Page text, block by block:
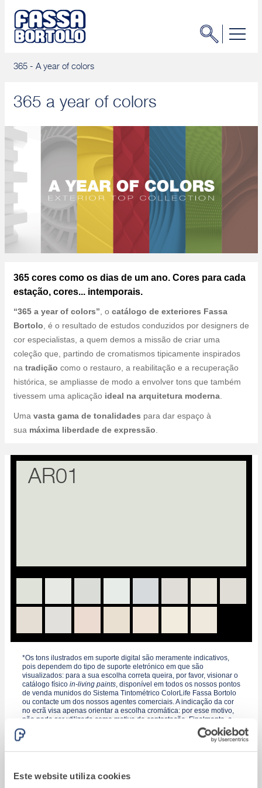
Este website utiliza cookies
365 - A year of colors
365 a year of colors
365 cores como os dias de um ano. Cores para cada
estação, cores... intemporais.
“365 a year of colors” , o catálogo de exteriores Fassa
Bortolo , é o resultado de estudos conduzidos por designers de
cor especialistas, a quem demos a missão de criar uma
coleção que, partindo de cromatismos tipicamente inspirados
na tradição como o restauro, a reabilitação e a recuperação
histórica, se ampliasse de modo a envolver tons que também
tivessem uma aplicação ideal na arquitetura moderna.
Uma vasta gama de tonalidades para dar espaço à
sua máxima liberdade de expressão
AR01
*Os tons ilustrados em suporte digital são meramente indicativos,
pois dependem do tipo de suporte eletrónico em que são
visualizados: para a sua escolha correta queira, por favor, visionar o
catálogo físicoin-living paints, disponível em todos os nossos pontos
de venda munidos do Sistema Tintométrico ColorLife Fassa Bortolo
ou contacte um dos nossos agentes comerciais. A indicação da cor
no ecrã visa apenas orientar a escolha cromática: por esse motivo,
não pode ser utilizada como motivo de contestação. Finalmente, a
viabilidade de cada tom deverá ser verificada com base no tipo de
produto escolhido.